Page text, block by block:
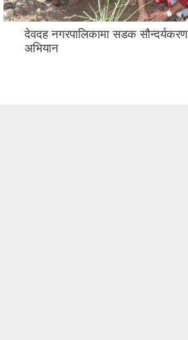
देवदह नगरपालिकामा सडक सौन्दर्यकरण
अभियान